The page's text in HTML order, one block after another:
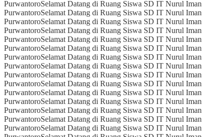
PurwantoroSelamat Datang di Ruang Siswa SD IT Nurul Iman
PurwantoroSelamat Datang di Ruang Siswa SD IT Nurul Iman
PurwantoroSelamat Datang di Ruang Siswa SD IT Nurul Iman
PurwantoroSelamat Datang di Ruang Siswa SD IT Nurul Iman
PurwantoroSelamat Datang di Ruang Siswa SD IT Nurul Iman
PurwantoroSelamat Datang di Ruang Siswa SD IT Nurul Iman
PurwantoroSelamat Datang di Ruang Siswa SD IT Nurul Iman
PurwantoroSelamat Datang di Ruang Siswa SD IT Nurul Iman
PurwantoroSelamat Datang di Ruang Siswa SD IT Nurul Iman
PurwantoroSelamat Datang di Ruang Siswa SD IT Nurul Iman
PurwantoroSelamat Datang di Ruang Siswa SD IT Nurul Iman
PurwantoroSelamat Datang di Ruang Siswa SD IT Nurul Iman
PurwantoroSelamat Datang di Ruang Siswa SD IT Nurul Iman
PurwantoroSelamat Datang di Ruang Siswa SD IT Nurul Iman
PurwantoroSelamat Datang di Ruang Siswa SD IT Nurul Iman